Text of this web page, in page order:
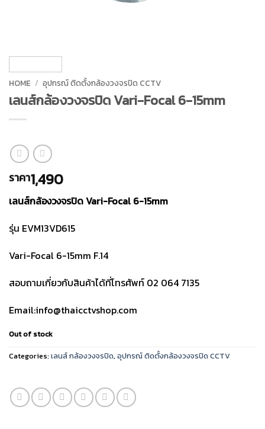
HOME / อุปกรณ์ ติดตั้งกล้องวงจรปิด CCTV
เลนส์กล้องวงจรปิด Vari-Focal 6-15mm
ราคา1,490
เลนส์กล้องวงจรปิด Vari-Focal 6-15mm
รุ่น EVM13VD615
Vari-Focal 6-15mm F.14
สอบถามเกี่ยวกับสินค้าได้ที่โทรศัพท์ 02 064 7135
Email:info@thaicctvshop.com
Out of stock
Categories:เลนส์ กล้องวงจรปิด, อุปกรณ์ ติดตั้งกล้องวงจรปิด CCTV